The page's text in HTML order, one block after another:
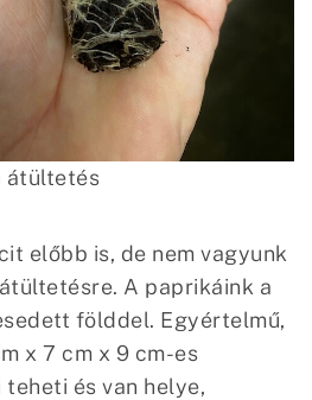
átültetés
előbb is, de nem vagyunk
A paprikáink a
földdel. Egyértelmű,
x 7 cm x 9 cm-es
és van helye,